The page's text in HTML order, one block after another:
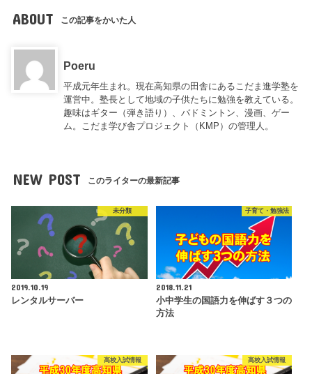
ABOUT この記事をかいた人
Poeru
平成元年生まれ。現在高知県の田舎にあるこだま進学塾を
運営中。塾長として地域の子供たちに勉強を教えている。
趣味はギター（弾き語り）、バドミントン、漫画、ゲー
ム。こだま学び舎プロジェクト（KMP）の管理人。
NEW POST このライターの最新記事
未分類
2019.10.19
レンタルサーバー
子育て・勉強法
2018.11.21
小中学生の国語力を伸ばす３つの
方法
高校入試情報 高校入試情報